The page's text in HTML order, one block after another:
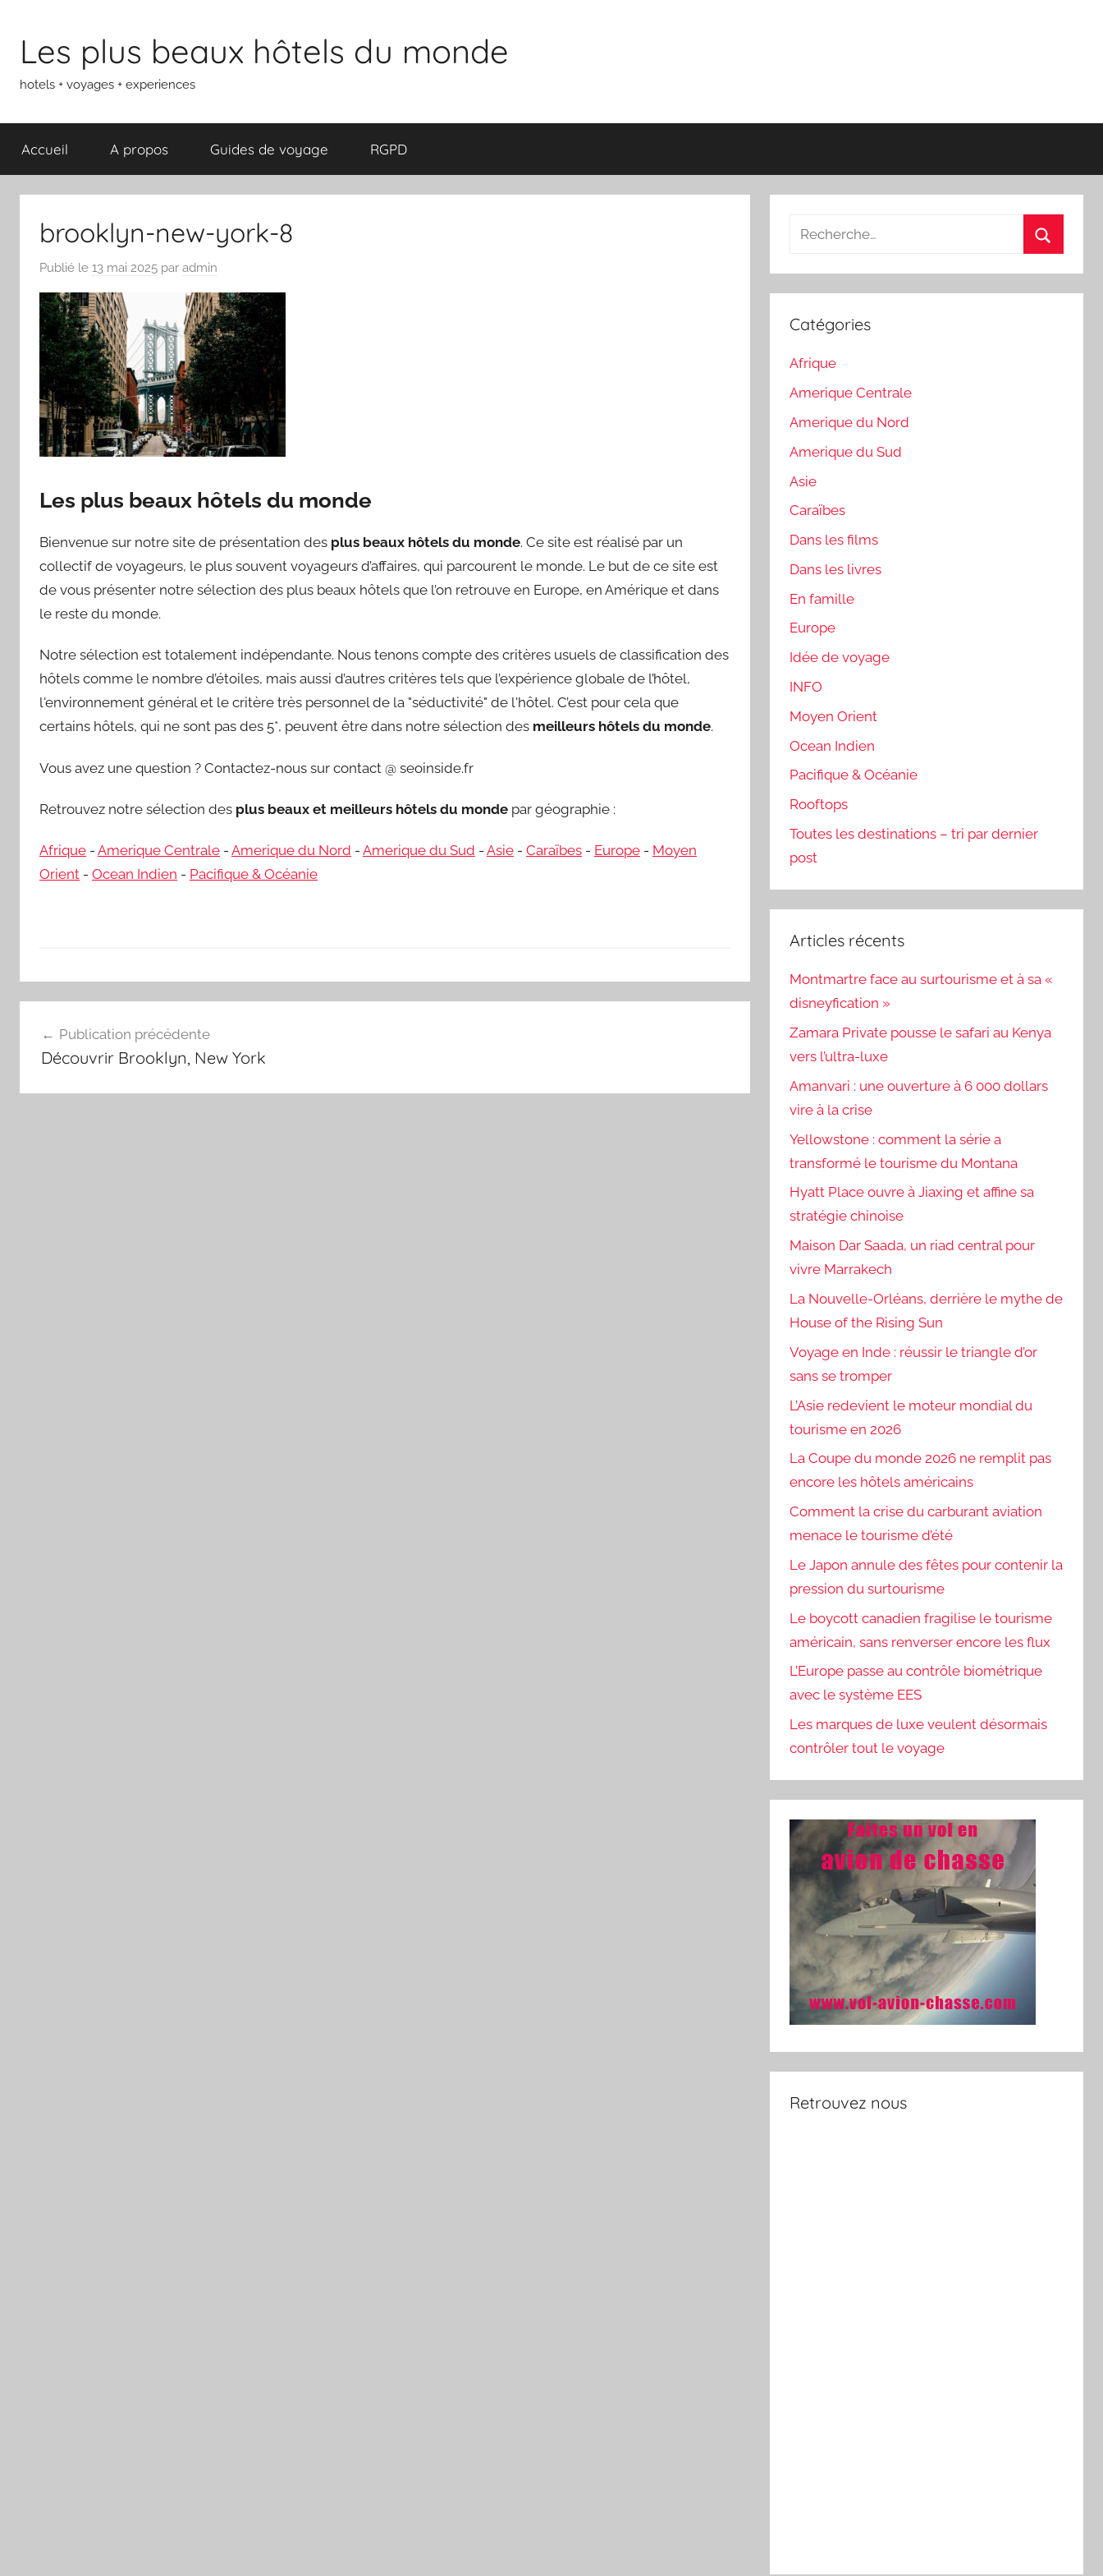
contenu
Les plus beaux hôtels du monde
hotels + voyages + experiences
Accueil A propos Guides de voyage RGPD
brooklyn-new-york-8
Publié le 13 mai 2025 par admin
Les plus beaux hôtels du monde
Bienvenue sur notre site de présentation des plus beaux hôtels du monde. Ce site est réalisé par un
collectif de voyageurs, le plus souvent voyageurs d’affaires, qui parcourent le monde. Le but de ce site est
de vous présenter notre sélection des plus beaux hôtels que l’on retrouve en Europe, en Amérique et dans
le reste du monde.
Notre sélection est totalement indépendante. Nous tenons compte des critères usuels de classification des
hôtels comme le nombre d’étoiles, mais aussi d’autres critères tels que l’expérience globale de l’hôtel,
l'environnement général et le critère très personnel de la "séductivité" de l'hôtel. C’est pour cela que
certains hôtels, qui ne sont pas des 5*, peuvent être dans notre sélection des meilleurs hôtels du monde.
Vous avez une question ? Contactez-nous sur contact @ seoinside.fr
Retrouvez notre sélection des plus beaux et meilleurs hôtels du monde par géographie :
Afrique - Amerique Centrale - Amerique du Nord - Amerique du Sud - Asie - Caraïbes - Europe - Moyen
Orient - Ocean Indien - Pacifique & Océanie
de
Publication précédente
Découvrir Brooklyn, New York
Recherche
:
Catégories
Afrique
Amerique Centrale
Amerique du Nord
Amerique du Sud
Asie
Caraïbes
Dans les films
Dans les livres
En famille
Europe
Idée de voyage
INFO
Moyen Orient
Ocean Indien
Pacifique & Océanie
Rooftops
Toutes les destinations – tri par dernier
post
Articles récents
Montmartre face au surtourisme et à sa «
disneyfication »
Zamara Private pousse le safari au Kenya
vers l’ultra-luxe
Amanvari : une ouverture à 6 000 dollars
vire à la crise
Yellowstone : comment la série a
transformé le tourisme du Montana
Hyatt Place ouvre à Jiaxing et affine sa
stratégie chinoise
Maison Dar Saada, un riad central pour
vivre Marrakech
La Nouvelle-Orléans, derrière le mythe de
House of the Rising Sun
Voyage en Inde : réussir le triangle d’or
sans se tromper
L’Asie redevient le moteur mondial du
tourisme en 2026
La Coupe du monde 2026 ne remplit pas
encore les hôtels américains
Comment la crise du carburant aviation
menace le tourisme d’été
Le Japon annule des fêtes pour contenir la
pression du surtourisme
Le boycott canadien fragilise le tourisme
américain, sans renverser encore les flux
L’Europe passe au contrôle biométrique
avec le système EES
Les marques de luxe veulent désormais
contrôler tout le voyage
Retrouvez nous